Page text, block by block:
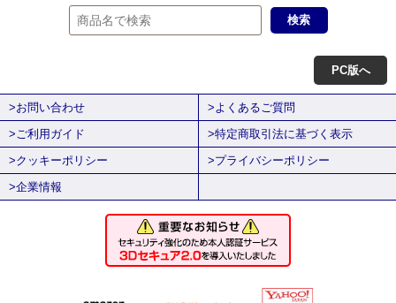
PC版へ
>お問い合わせ
>よくあるご質問
>ご利用ガイド
>特定商取引法に基づく表示
>クッキーポリシー
>プライバシーポリシー
>企業情報